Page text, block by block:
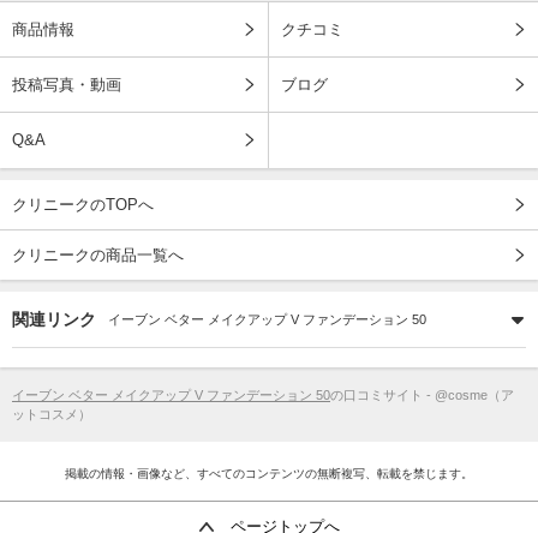
商品情報 クチコミ
投稿写真・動画 ブログ
Q&A
クリニークのTOPへ
クリニークの商品一覧へ
関連リンク イーブン ベター メイクアップ V ファンデーション 50
イーブン ベター メイクアップ V ファンデーション 50の口コミサイト - @cosme（ア
ットコスメ）
掲載の情報・画像など、すべてのコンテンツの無断複写、転載を禁じます。
ページトップへ